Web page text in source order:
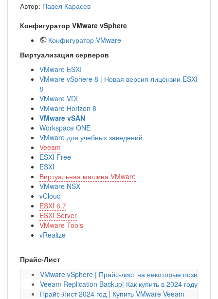
Автор: Павел Карасев
Конфигуратор VMware vSphere
Конфигуратор VMware
Виртуализация серверов
VMware ESXI
VMware vSphere 8 | Новая версия лицензии ESXI
8
VMware VDI
VMware Horizon 8
VMware vSAN
Workspace ONE
VMware для учебных заведений
Veeam
ESXI Free
ESXI
Виртуальная машина VMware
VMware NSX
vCloud
ESXI 6.7
ESXI Server
VMware Tools
vRealize
Прайс-Лист
VMware vSphere | Прайс-лист на некоторые позиции
Veeam Replication Backup| Как купить в 2024 году?
Прайс-Лист 2024 год | Купить VMware Veeam